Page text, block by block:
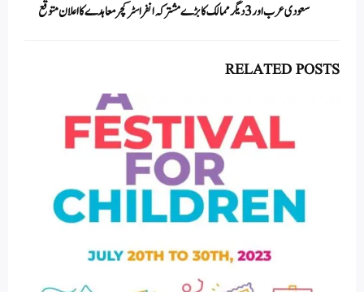
سعودی عرب اور 3 دیگر ممالک کا بڑے مشترکہ انفراسٹرکچر معاہدے کا اعلان متوقع
RELATED POSTS